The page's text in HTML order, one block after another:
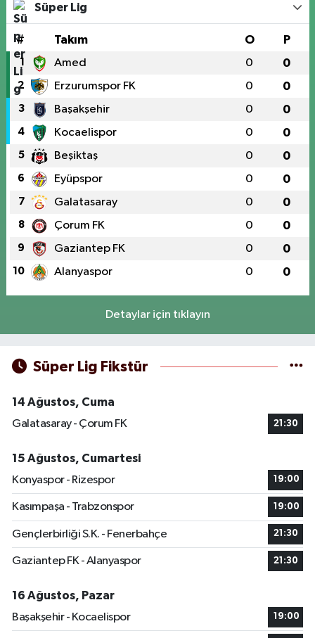
Süper Lig
# Takım O P
1 Amed 0 0
2 Erzurumspor FK 0 0
3 Başakşehir 0 0
4 Kocaelispor 0 0
5 Beşiktaş 0 0
6 Eyüpspor 0 0
7 Galatasaray 0 0
8 Çorum FK 0 0
9 Gaziantep FK 0 0
10 Alanyaspor 0 0
Detaylar için tıklayın
Süper Lig Fikstür
14 Ağustos, Cuma
Galatasaray - Çorum FK
21:30
15 Ağustos, Cumartesi
Konyaspor - Rizespor
19:00
Kasımpaşa - Trabzonspor 19:00
Gençlerbirliği S.K. - Fenerbahçe 21:30
Gaziantep FK - Alanyaspor 21:30
16 Ağustos, Pazar
Başakşehir - Kocaelispor
19:00